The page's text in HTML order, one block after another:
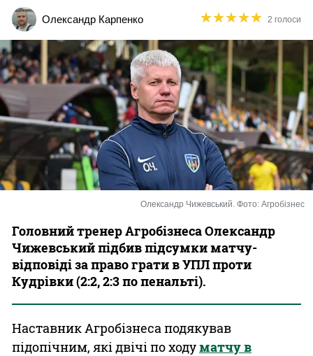
2 ліга
Різне
Букмекери
Казино
Олександр Карпенко ★★★★★
★★★★★ 2 голоси
Олександр Чижевський. Фото: Агробізнес
Головний тренер Агробізнеса Олександр
Чижевський підбив підсумки матчу-
відповіді за право грати в УПЛ проти
Кудрівки (2:2, 2:3 по пенальті).
Наставник Агробізнеса подякував
підопічним, які двічі по ходуматчу в